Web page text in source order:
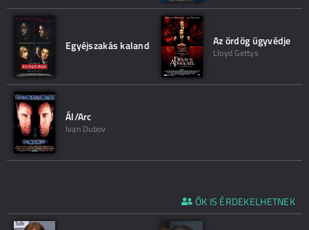
Egyéjszakás kaland Az ördög ügyvédje
Lloyd Gettys
Ál/Arc
Ivan Dubov
ŐK IS ÉRDEKELHETNEK